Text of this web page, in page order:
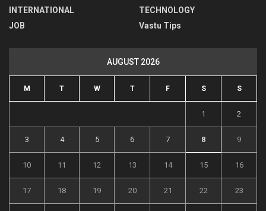
INTERNATIONAL
JOB
TECHNOLOGY
Vastu Tips
AUGUST 2026
M T W T F S S
1 2
3 4 5 6 7 8 9
10 11 12 13 14 15 16
17 18 19 20 21 22 23